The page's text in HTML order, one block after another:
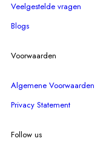
Veelgestelde vragen
Blogs
Voorwaarden
Algemene Voorwaarden
Privacy Statement
Follow us